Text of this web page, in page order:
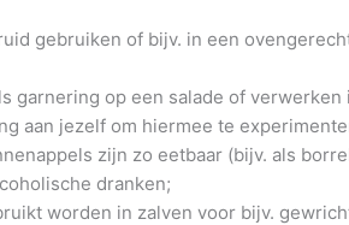
gebruiken of bijv. in een
garnering op een salade of
aan jezelf om hiermee te
zijn zo eetbaar (bijv. als
dranken;
worden in zalven voor bijv.